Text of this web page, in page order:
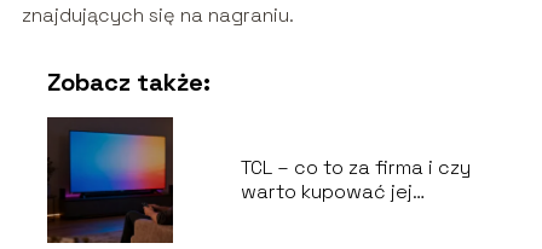
znajdujących się na nagraniu.
Zobacz także:
TCL – co to za firma i czy
warto kupować jej